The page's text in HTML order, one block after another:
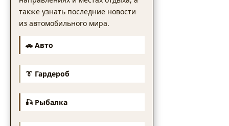
также узнать последние новости
из автомобильного мира.
🚗 Авто
👔 Гардероб
🎣 Рыбалка